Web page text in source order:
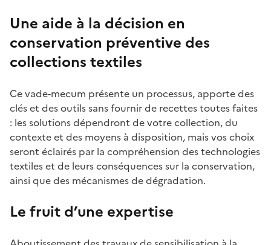
Une aide à la décision en
conservation préventive des
collections textiles
Ce vade-mecum présente un processus, apporte des
clés et des outils sans fournir de recettes toutes faites
: les solutions dépendront de votre collection, du
contexte et des moyens à disposition, mais vos choix
seront éclairés par la compréhension des technologies
textiles et de leurs conséquences sur la conservation,
ainsi que des mécanismes de dégradation.
Le fruit d’une expertise